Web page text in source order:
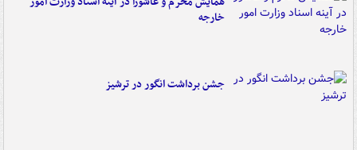
خارجه
جشن برداشت انگور در ترشیز